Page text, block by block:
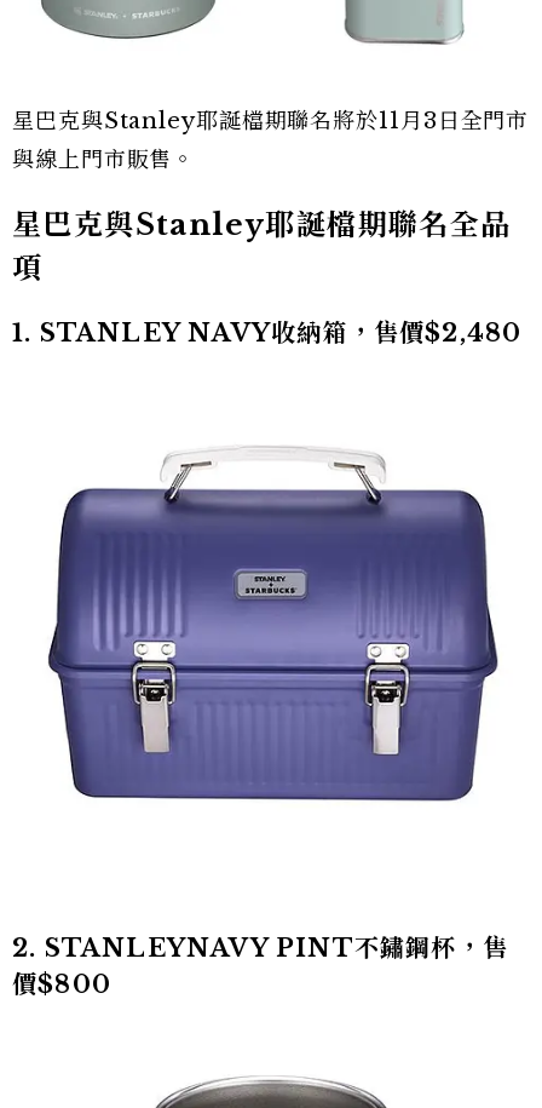
星巴克與Stanley耶誕檔期聯名將於11月3日全門市
與線上門市販售。
星巴克與Stanley耶誕檔期聯名全品
項
1. STANLEY NAVY收納箱，售價$2,480
2. STANLEYNAVY PINT不鏽鋼杯，售
價$800